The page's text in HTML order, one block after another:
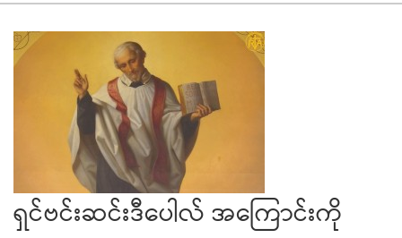
ရှင်ဗင်းဆင်းဒီပေါလ် အကြောင်းကို